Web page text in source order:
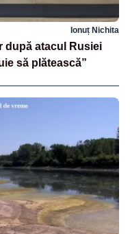
Ionuț Nichita
după atacul Rusiei
să plătească”